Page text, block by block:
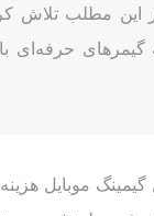
مطلب تلاش
گیمرهای حرفه‌ای
گیمینگ موبایل